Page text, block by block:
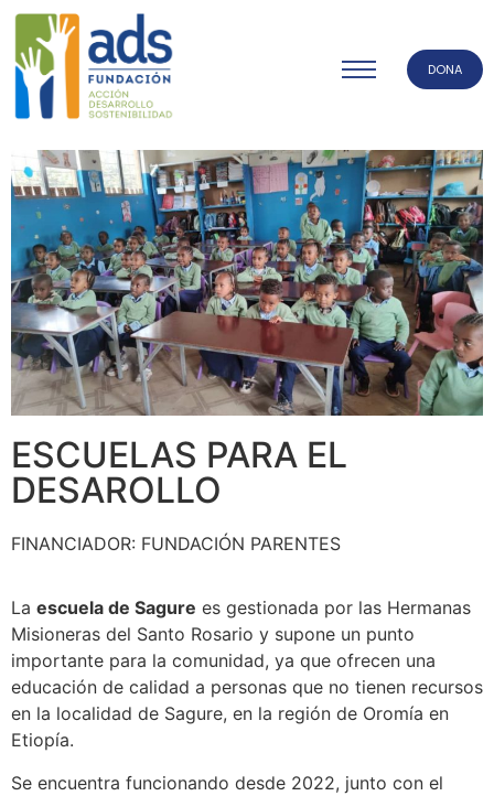
DONA
ESCUELAS PARA EL
DESAROLLO
FINANCIADOR: FUNDACIÓN PARENTES
La escuela de Sagure es gestionada por las Hermanas
Misioneras del Santo Rosario y supone un punto
importante para la comunidad, ya que ofrecen una
educación de calidad a personas que no tienen recursos
en la localidad de Sagure, en la región de Oromía en
Etiopía.
Se encuentra funcionando desde 2022, junto con el